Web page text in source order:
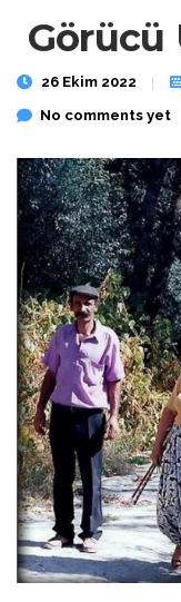
Görücü
26 Ekim 2022
No comments yet